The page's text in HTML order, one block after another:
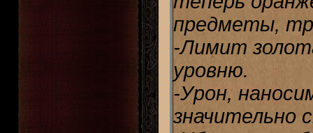
предметы,
-Лимит
уровню.
-Урон,
значительно